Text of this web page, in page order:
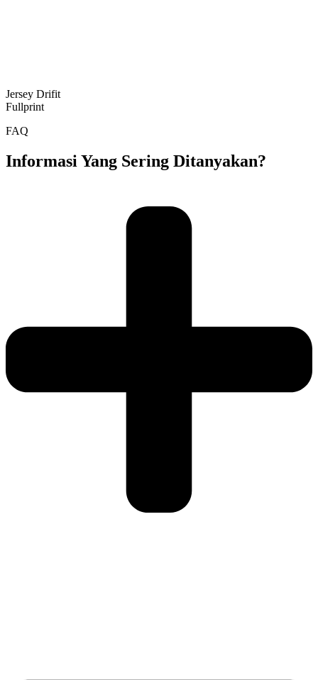
Jersey Drifit
Fullprint
FAQ
Informasi Yang Sering Ditanyakan?